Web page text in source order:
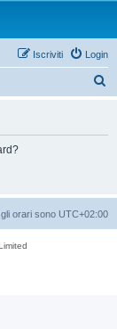
Login
Iscriviti
orari sono UTC+02:00